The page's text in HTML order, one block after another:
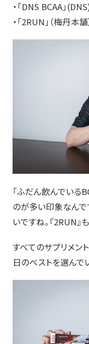
・「DNS BCAA」
・「2RUN」（梅丹本
「ふだん飲んでいる
のが多い印象なんで
いですね。『2RUN
すべてのサプリメン
日のベストを選んで